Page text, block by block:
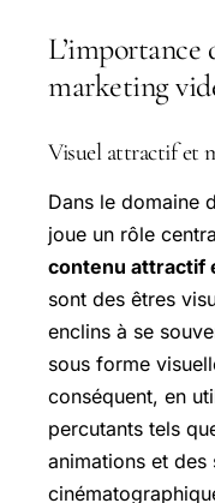
L’importance
marketing
Visuel attractif et
Dans le domaine
joue un rôle
contenu attractif
sont des êtres
enclins à se
sous forme
conséquent, en
percutants tels
animations et des